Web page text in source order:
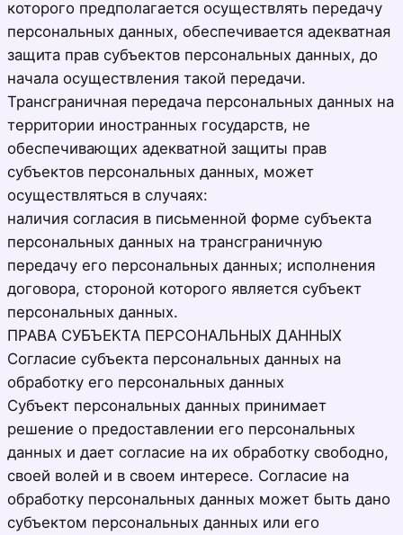
которого предполагается осуществлять передачу
персональных данных, обеспечивается адекватная
защита прав субъектов персональных данных, до
начала осуществления такой передачи.
Трансграничная передача персональных данных на
территории иностранных государств, не
обеспечивающих адекватной защиты прав
субъектов персональных данных, может
осуществляться в случаях:
наличия согласия в письменной форме субъекта
персональных данных на трансграничную
передачу его персональных данных; исполнения
договора, стороной которого является субъект
персональных данных.
ПРАВА СУБЪЕКТА ПЕРСОНАЛЬНЫХ ДАННЫХ
Согласие субъекта персональных данных на
обработку его персональных данных
Субъект персональных данных принимает
решение о предоставлении его персональных
данных и дает согласие на их обработку свободно,
своей волей и в своем интересе. Согласие на
обработку персональных данных может быть дано
субъектом персональных данных или его